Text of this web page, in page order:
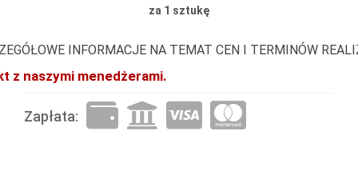
za 1 sztukę
INFORMACJE NA TEMAT CEN I TERMINÓW
z naszymi menedżerami.
Zapłata: